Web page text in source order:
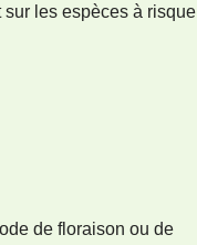
les espèces à risque
de floraison ou de